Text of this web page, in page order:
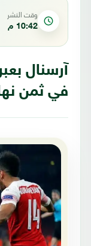
وقت النشر
10:42 م
آرسنال
في ثمن